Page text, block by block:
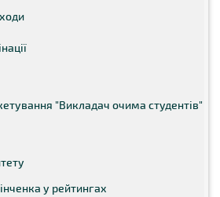
"Викладач очима студентів"
у рейтингах